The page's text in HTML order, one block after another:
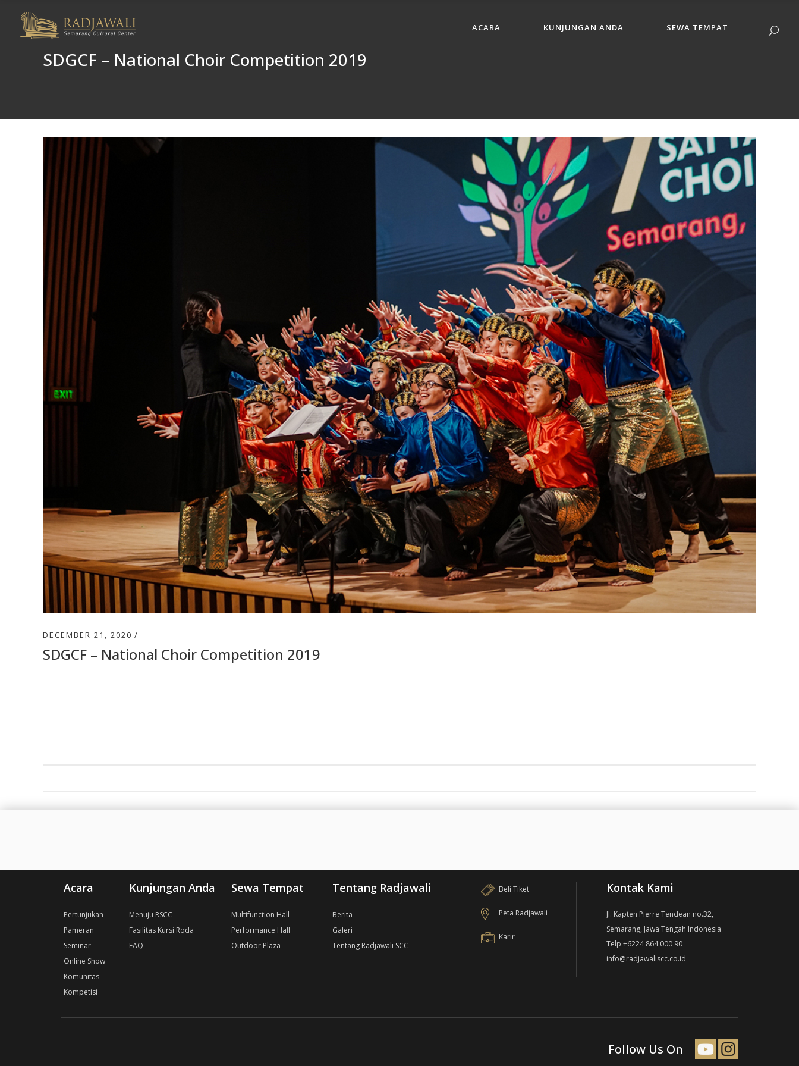
ACARA KUNJUNGAN ANDA SEWA TEMPAT
SDGCF – National Choir Competition 2019
DECEMBER 21, 2020
SDGCF – National Choir Competition 2019
Acara
Pertunjukan
Pameran
Seminar
Online Show
Komunitas
Kompetisi
Kunjungan Anda
Menuju RSCC
Fasilitas Kursi Roda
FAQ
Sewa Tempat
Multifunction Hall
Performance Hall
Outdoor Plaza
Tentang Radjawali
Berita
Galeri
Tentang Radjawali SCC
Beli Tiket
Peta Radjawali
Karir
Kontak Kami
Jl. Kapten Pierre Tendean no.32,
Semarang, Jawa Tengah Indonesia
Telp +6224 864 000 90
info@radjawaliscc.co.id
Follow Us On